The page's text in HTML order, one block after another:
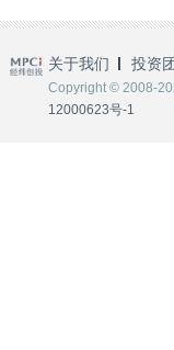
关于我们 投资
Copyright © 2008-
12000623号-1